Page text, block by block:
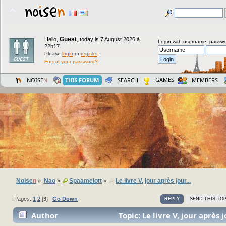
Hello, Guest today is 7 August 2026 à
22h17.
Please login orregister.
Forgot your password?
Login with username,
NOISEN THIS FORUM SEARCH GAMES MEMBERS
Noisen » Nao» Spaamelott» Le livre V, jour après jour...
REPLY SEND THIS
Pages: 1 2 [3]Go Down
Author
Topic: Le livre V, jour après